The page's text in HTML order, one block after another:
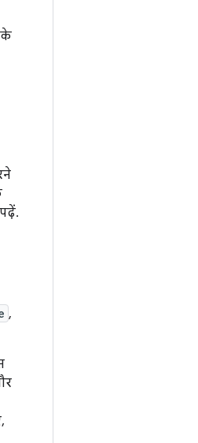
के
,